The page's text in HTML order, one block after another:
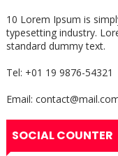
10 Lorem Ipsum is
typesetting industry.
standard dummy text.
Tel: +01 19 9876-54321
Email:
SOCIAL COUNTER